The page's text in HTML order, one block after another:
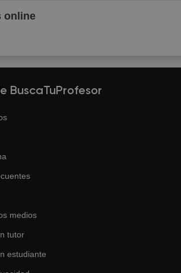
online
BuscaTuProfesor
medios
tutor
estudiante